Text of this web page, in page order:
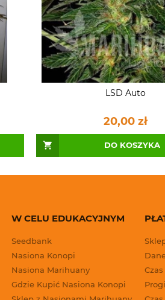
LSD Auto
20,00 zł
DO KOSZYKA
W CELU EDUKACYJNYM
Seedbank
Nasiona Konopi
Nasiona Marihuany
Gdzie Kupić Nasiona Konopi